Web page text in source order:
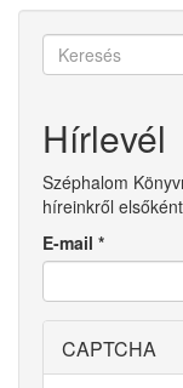
Keresés
Hírlevél
Széphalom
híreinkről
E-mail *
CAPTCHA